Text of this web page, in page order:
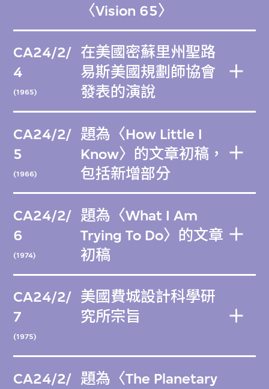
〈Vision 65〉
CA24/2/
4
(1965)
在美國密蘇里州聖路
易斯美國規劃師協會
發表的演說
CA24/2/
5
(1966)
題為〈How Little I
Know〉的文章初稿，
包括新增部分
CA24/2/
6
(1974)
題為〈What I Am
Trying To Do〉的文章
初稿
CA24/2/
7
(1975)
美國費城設計科學研
究所宗旨
CA24/2/ 題為〈The Planetary